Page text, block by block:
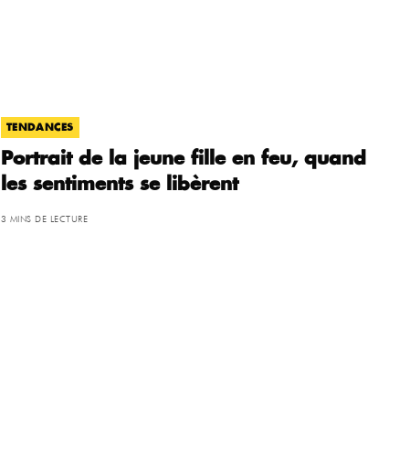
TENDANCES
Portrait de la jeune fille en feu, quand
les sentiments se libèrent
3 MINS DE LECTURE